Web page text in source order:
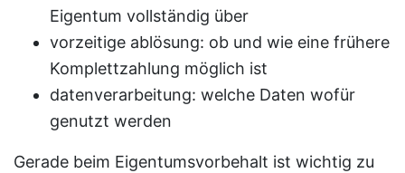
Eigentum vollständig über
vorzeitige ablösung: ob und wie eine frühere
Komplettzahlung möglich ist
datenverarbeitung: welche Daten wofür
genutzt werden
Gerade beim Eigentumsvorbehalt ist wichtig zu